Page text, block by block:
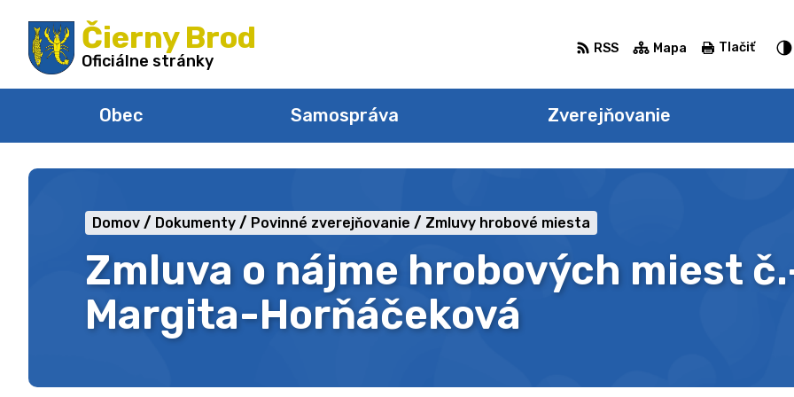
na
obsah
Čierny Brod
Oficiálne stránky
Obec Samospráva Zverejňovanie
RSS Mapa Tlačiť
Zmluva o nájme hrobových miest
Margita-Horňáčeková
Domov Dokumenty Povinné zverejňovanie Zmluvy hrobové miesta